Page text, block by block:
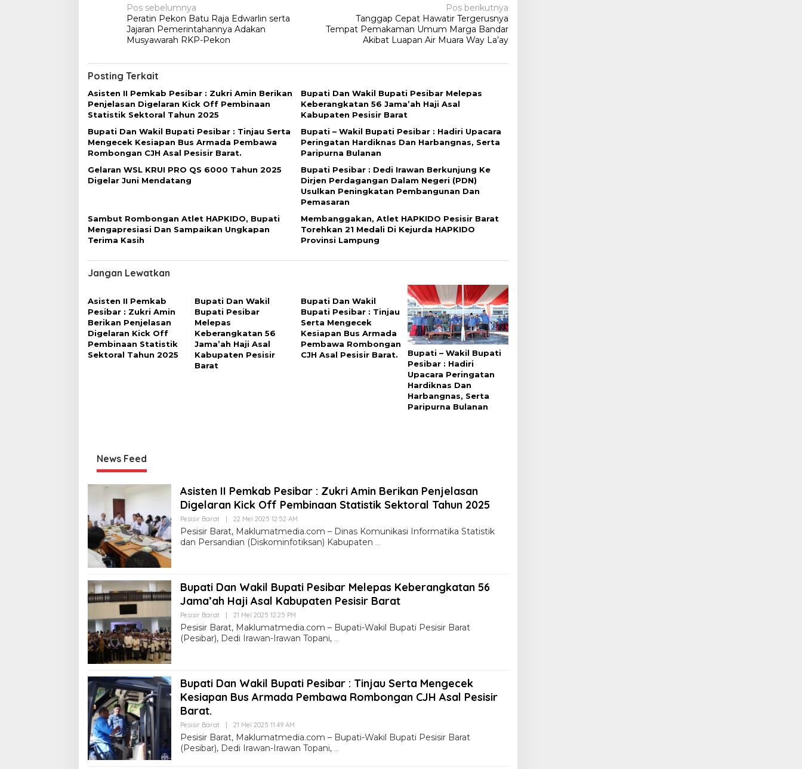
N
a
v
i
g
a
s
i
p
o
s
Pos sebelumnya
Peratin Pekon Batu Raja Edwarlin serta
Jajaran Pemerintahannya Adakan
Musyawarah RKP-Pekon
Pos berikutnya
Tanggap Cepat Hawatir Tergerusnya
Tempat Pemakaman Umum Marga Bandar
Akibat Luapan Air Muara Way La’ay
Posting Terkait
Asisten II Pemkab Pesibar : Zukri Amin Berikan
Penjelasan Digelaran Kick Off Pembinaan
Statistik Sektoral Tahun 2025
Bupati Dan Wakil Bupati Pesibar Melepas
Keberangkatan 56 Jama’ah Haji Asal
Kabupaten Pesisir Barat
Bupati Dan Wakil Bupati Pesibar : Tinjau Serta
Mengecek Kesiapan Bus Armada Pembawa
Rombongan CJH Asal Pesisir Barat.
Bupati – Wakil Bupati Pesibar : Hadiri Upacara
Peringatan Hardiknas Dan Harbangnas, Serta
Paripurna Bulanan
Gelaran WSL KRUI PRO QS 6000 Tahun 2025
Digelar Juni Mendatang
Bupati Pesibar : Dedi Irawan Berkunjung Ke
Dirjen Perdagangan Dalam Negeri (PDN)
Usulkan Peningkatan Pembangunan Dan
Pemasaran
Sambut Rombongan Atlet HAPKIDO, Bupati
Mengapresiasi Dan Sampaikan Ungkapan
Terima Kasih
Membanggakan, Atlet HAPKIDO Pesisir Barat
Torehkan 21 Medali Di Kejurda HAPKIDO
Provinsi Lampung
Jangan Lewatkan
Asisten II Pemkab
Pesibar : Zukri Amin
Berikan Penjelasan
Digelaran Kick Off
Pembinaan Statistik
Sektoral Tahun 2025
Bupati Dan Wakil
Bupati Pesibar
Melepas
Keberangkatan 56
Jama’ah Haji Asal
Kabupaten Pesisir
Barat
Bupati Dan Wakil
Bupati Pesibar : Tinjau
Serta Mengecek
Kesiapan Bus Armada
Pembawa Rombongan
CJH Asal Pesisir Barat.
Bupati – Wakil Bupati
Pesibar : Hadiri
Upacara Peringatan
Hardiknas Dan
Harbangnas, Serta
Paripurna Bulanan
News Feed
Asisten II Pemkab Pesibar : Zukri Amin Berikan Penjelasan
Digelaran Kick Off Pembinaan Statistik Sektoral Tahun 2025
Pesisir Barat 22 Mei 2025 12:52 AM
Pesisir Barat, Maklumatmedia.com – Dinas Komunikasi Informatika Statistik
dan Persandian (Diskominfotiksan) Kabupaten
Bupati Dan Wakil Bupati Pesibar Melepas Keberangkatan 56
Jama’ah Haji Asal Kabupaten Pesisir Barat
Pesisir Barat 21 Mei 2025 12:25 PM
Pesisir Barat, Maklumatmedia.com – Bupati-Wakil Bupati Pesisir Barat
(Pesibar), Dedi Irawan-Irawan Topani,
Bupati Dan Wakil Bupati Pesibar : Tinjau Serta Mengecek
Kesiapan Bus Armada Pembawa Rombongan CJH Asal Pesisir
Barat.
Pesisir Barat 21 Mei 2025 11:49 AM
Pesisir Barat, Maklumatmedia.com – Bupati-Wakil Bupati Pesisir Barat
(Pesibar), Dedi Irawan-Irawan Topani,